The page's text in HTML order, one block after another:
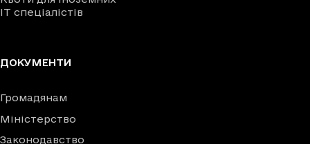
IT спеціалістів
ДОКУМЕНТИ
Громадянам
Міністерство
Законодавство